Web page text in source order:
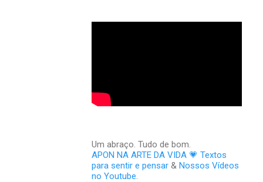
Um abraço. Tudo de bom.
APON NA ARTE DA VIDA 💗 Textos
para sentir e pensar & Nossos Vídeos
no Youtube.